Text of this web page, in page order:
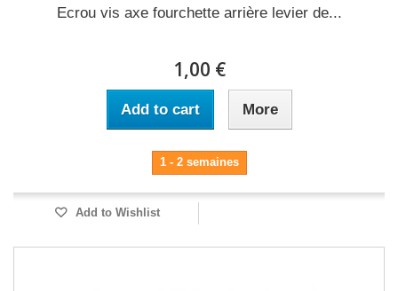
Ecrou vis axe fourchette arrière levier de...
1,00 €
Add to cart More
1 - 2 semaines
Add to Wishlist